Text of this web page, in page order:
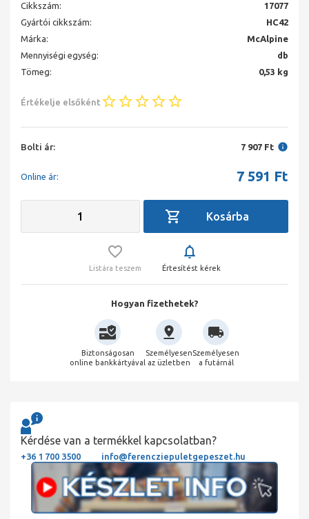
Cikkszám:
17077
Gyártói cikkszám:
HC42
Márka:
McAlpine
Mennyiségi egység:
db
Tömeg:
0,53 kg
Értékelje elsőként
Bolti ár: 7 907 Ft
Online ár: 7 591 Ft
Listára teszem Értesítést kérek
Hogyan fizethetek?
Biztonságosan
online bankkártyával
Személyesen
az üzletben
Személyesen
a futárnál
Kérdése van a termékkel kapcsolatban?
+36 1 700 3500 info@ferencziepuletgepeszet.hu